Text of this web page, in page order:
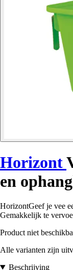
Horizont
en
HorizontGeef je vee
Gemakkelijk te
Product niet
Alle varianten zijn
Beschrijving